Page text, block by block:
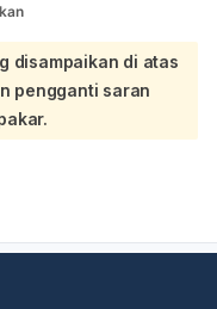
haid**, selain
awal kehamilan,
perut kram, payudara
tidak enak. Tapi
stres, perubahan
berat, gangguan
seperti nyeri
disampaikan di atas
pengganti saran